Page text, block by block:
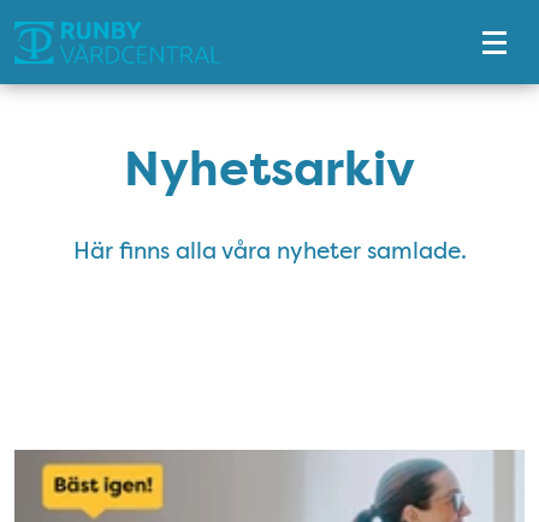
Tillgänglighetsmeny
Nyhetsarkiv
Här finns alla våra nyheter samlade.